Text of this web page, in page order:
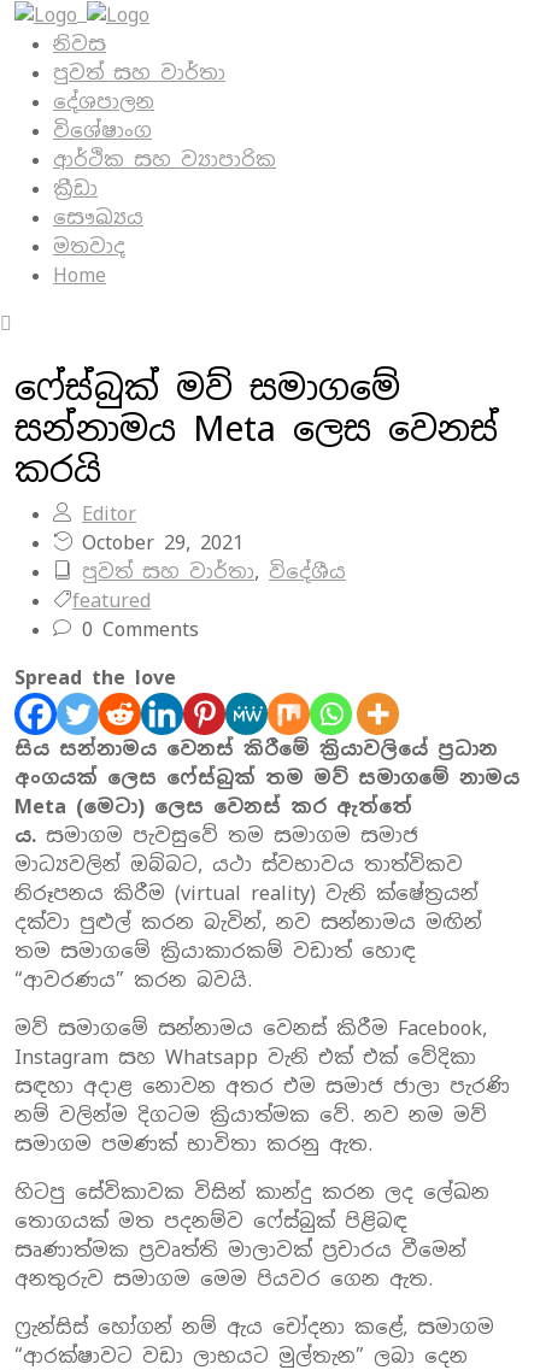
නිවස
පුවත් සහ වාර්තා
දේශපාලන
විශේෂාංග
ආර්ථික සහ ව්‍යාපාරික
ක්‍රීඩා
සෞඛ්‍යය
මතවාද
Home
ෆේස්බුක් මව් සමාගමේ
සන්නාමය Meta ලෙස වෙනස්
කරයි
Editor
October 29, 2021
පුවත් සහ වාර්තා, විදේශීය
featured
0 Comments
Spread the love
සිය සන්නාමය වෙනස් කිරීමේ ක්‍රියාවලියේ ප්‍රධාන
අංගයක් ලෙස ෆේස්බුක් තම මව් සමාගමේ නාමය
Meta (මෙටා) ලෙස වෙනස් කර ඇත්තේ
ය. සමාගම පැවසුවේ තම සමාගම සමාජ
මාධ්‍යවලින් ඔබ්බට, යථා ස්වභාවය තාත්විකව
නිරූපනය කිරීම (virtual reality) වැනි ක්ෂේත්‍රයන්
දක්වා පුළුල් කරන බැවින්, නව සන්නාමය මඟින්
තම සමාගමේ ක්‍රියාකාරකම් වඩාත් හොඳ
“ආවරණය” කරන බවයි.
මව් සමාගමේ සන්නාමය වෙනස් කිරීම Facebook,
Instagram සහ Whatsapp වැනි එක් එක් වේදිකා
සඳහා අදාළ නොවන අතර එම සමාජ ජාලා පැරණි
නම් වලින්ම දිගටම ක්‍රියාත්මක වේ. නව නම මව්
සමාගම පමණක් භාවිතා කරනු ඇත.
හිටපු සේවිකාවක විසින් කාන්දු කරන ලද ලේඛන
තොගයක් මත පදනම්ව ෆේස්බුක් පිළිබඳ
සෘණාත්මක ප්‍රවෘත්ති මාලාවක් ප්‍රචාරය වීමෙන්
අනතුරුව සමාගම මෙම පියවර ගෙන ඇත.
ෆ්‍රැන්සිස් හෝගන් නම් ඇය චෝදනා කළේ, සමාගම
“ආරක්ෂාවට වඩා ලාභයට මුල්තැන” ලබා දෙන